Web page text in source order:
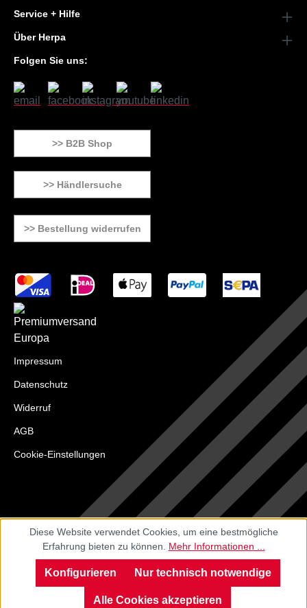
Service + Hilfe
Über Herpa
Folgen Sie uns:
>> B2B Shop
>> Händlersuche
>> Bestellung widerrufen
Impressum
Datenschutz
Widerruf
AGB
Cookie-Einstellungen
Diese Website verwendet Cookies, um eine bestmögliche
Erfahrung bieten zu können. Mehr Informationen ...
Nur technisch notwendige
Konfigurieren
Alle Cookies akzeptieren